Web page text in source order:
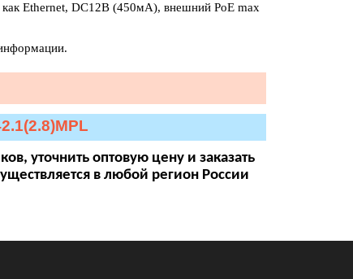
Ethernet, DC12В (450мА), внешний PoE max
уточнить оптовую цену и заказать
в любой регион России